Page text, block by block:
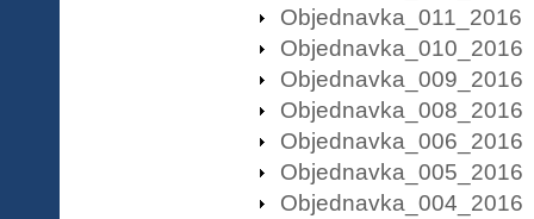
Objednavka_011_2016
Objednavka_010_2016
Objednavka_009_2016
Objednavka_008_2016
Objednavka_006_2016
Objednavka_005_2016
Objednavka_004_2016